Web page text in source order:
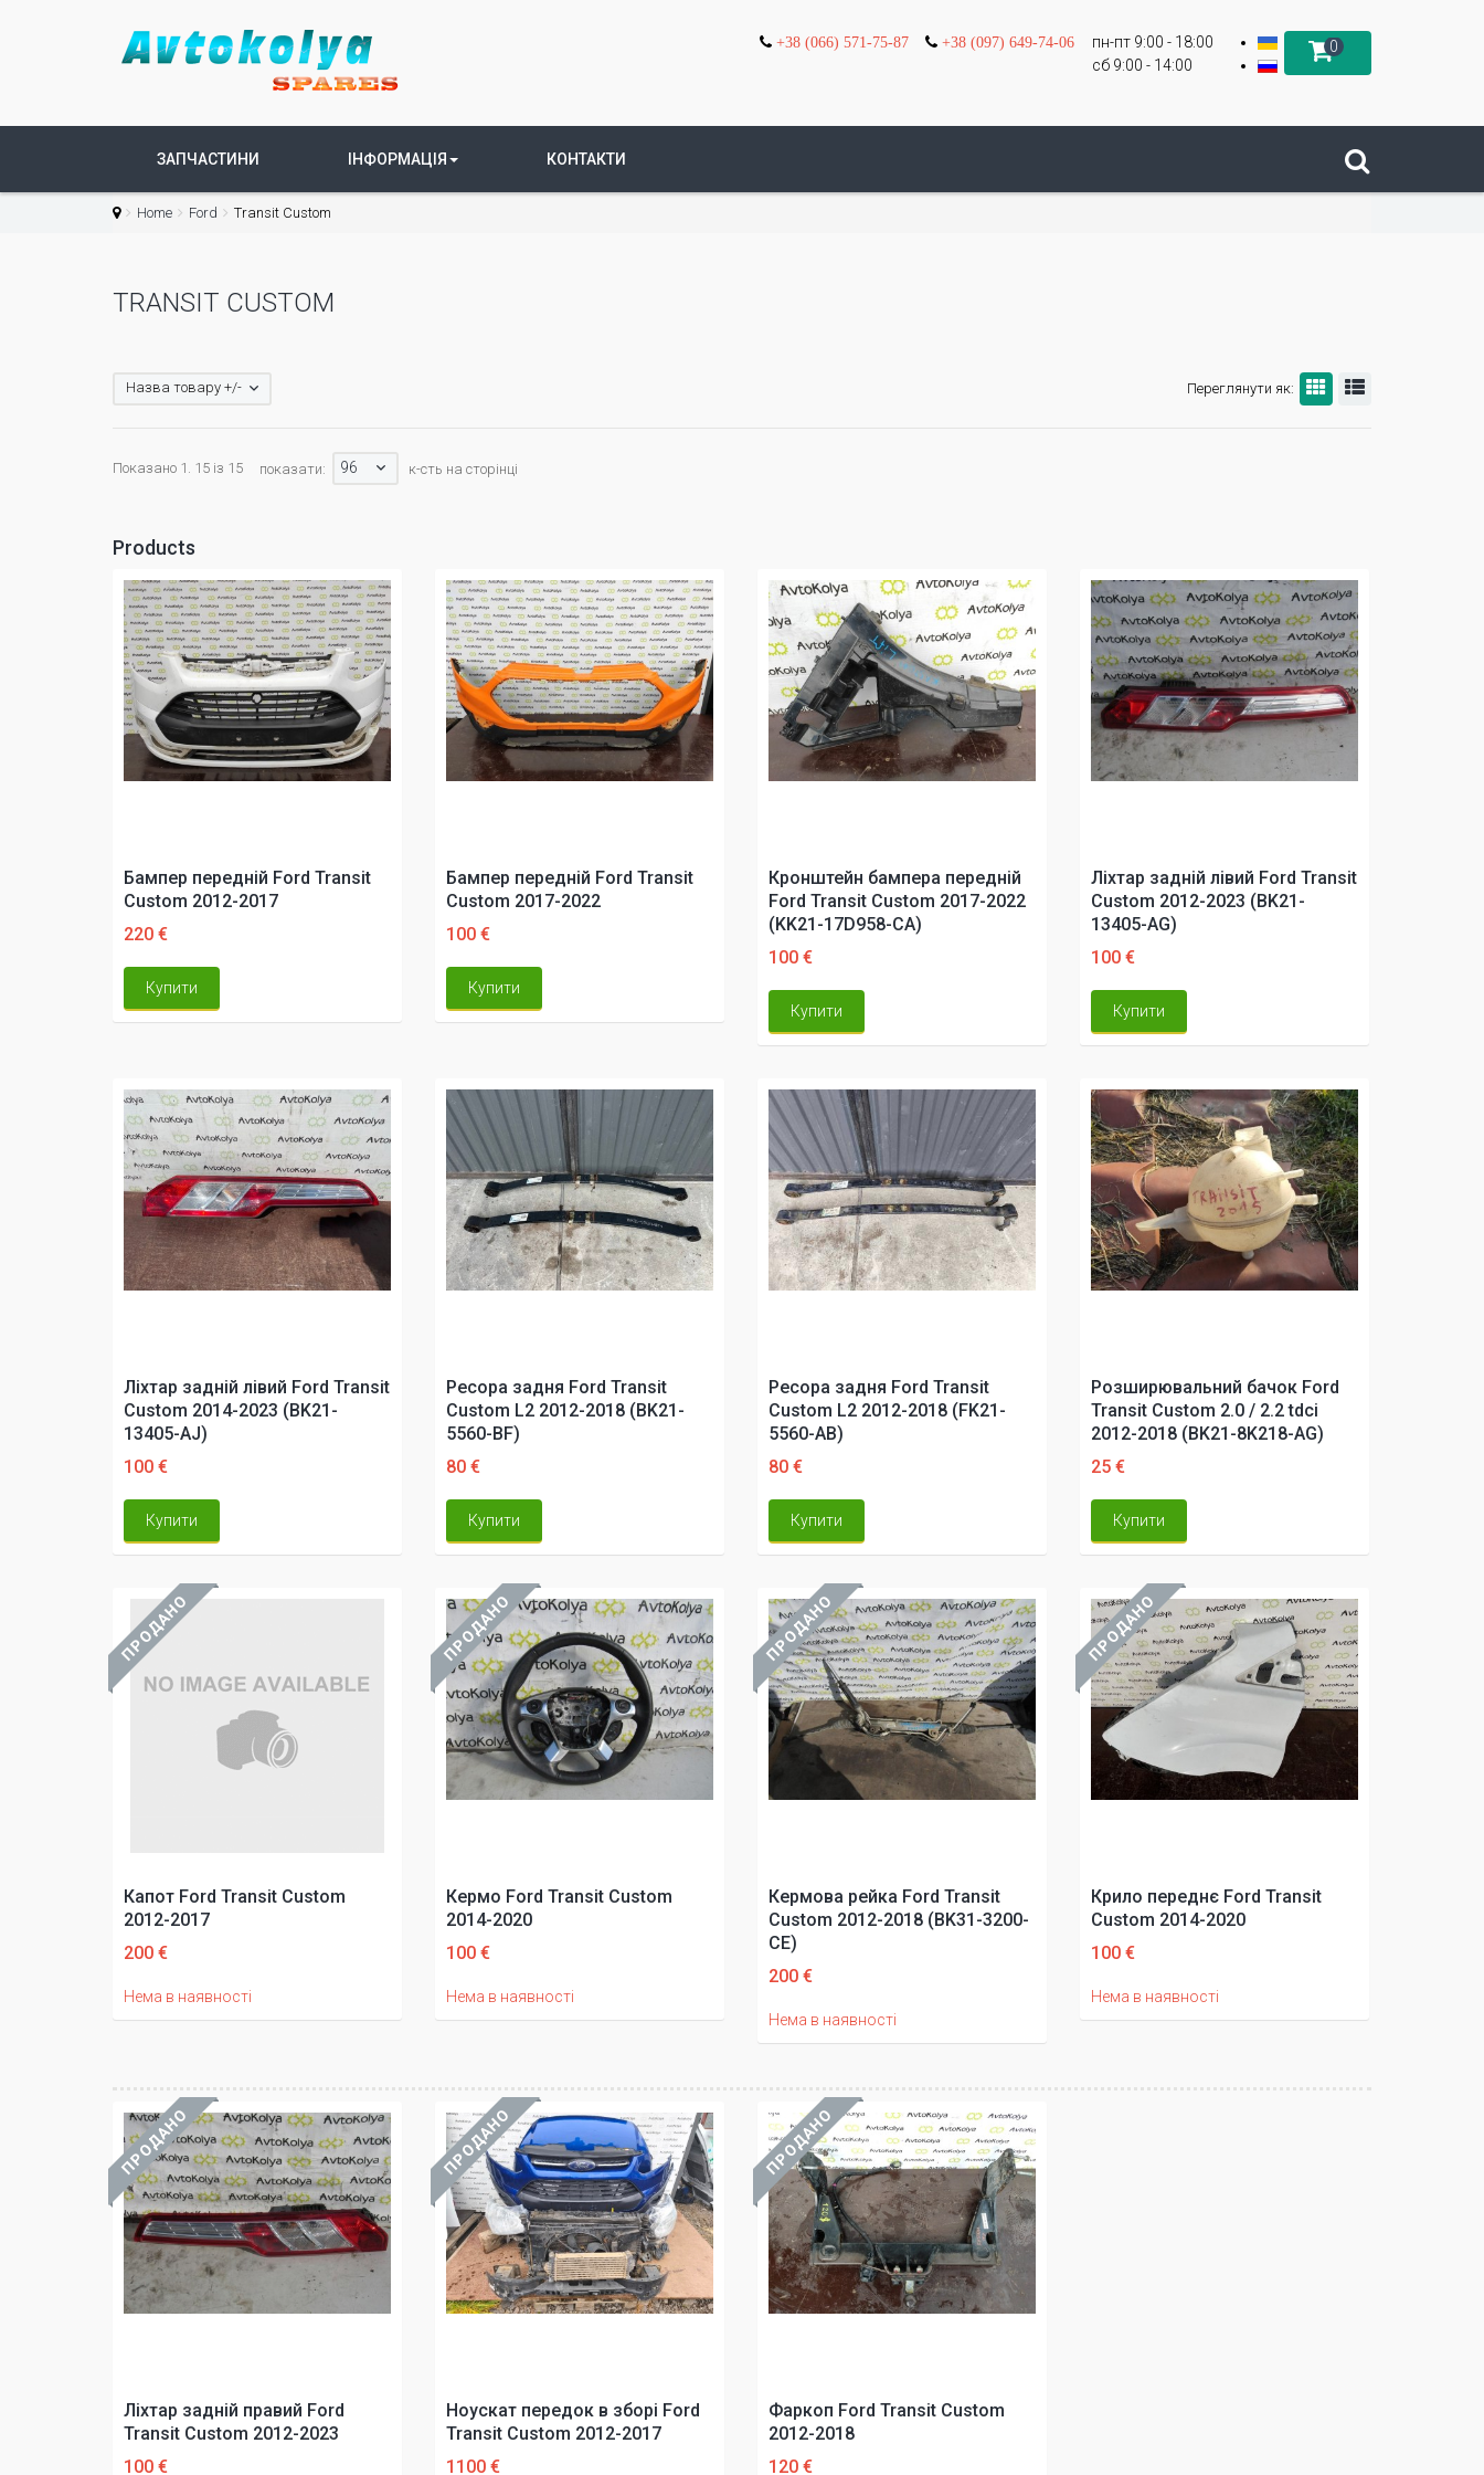
+38 (066) 571-75-87 +38 (097) 649-74-06
пн-пт 9:00 - 18:00
сб 9:00 - 14:00
0
ЗАПЧАСТИНИ ІНФОРМАЦІЯ КОНТАКТИ
Home Ford Transit Custom
TRANSIT CUSTOM
Переглянути як:
Назва товару +/-
Показано 1. 15 із 15 показати: 96 к-сть на сторінці
Products
Бампер передній Ford Transit
Custom 2012-2017
220 €
Купити
Бампер передній Ford Transit
Custom 2017-2022
100 €
Купити
Кронштейн бампера передній
Ford Transit Custom 2017-2022
(KK21-17D958-CA)
100 €
Купити
Ліхтар задній лівий Ford Transit
Custom 2012-2023 (BK21-
13405-AG)
100 €
Купити
Ліхтар задній лівий Ford Transit
Custom 2014-2023 (BK21-
13405-AJ)
100 €
Купити
Ресора задня Ford Transit
Custom L2 2012-2018 (BK21-
5560-BF)
80 €
Купити
Ресора задня Ford Transit
Custom L2 2012-2018 (FK21-
5560-AB)
80 €
Купити
Розширювальний бачок Ford
Transit Custom 2.0 / 2.2 tdci
2012-2018 (BK21-8K218-AG)
25 €
Купити
ПРОДАНО
Капот Ford Transit Custom
2012-2017
200 €
Нема в наявності
ПРОДАНО
Кермо Ford Transit Custom
2014-2020
100 €
Нема в наявності
ПРОДАНО
Кермова рейка Ford Transit
Custom 2012-2018 (BK31-3200-
CE)
200 €
Нема в наявності
ПРОДАНО
Крило переднє Ford Transit
Custom 2014-2020
100 €
Нема в наявності
ПРОДАНО
Ліхтар задній правий Ford
Transit Custom 2012-2023
100 €
ПРОДАНО
Ноускат передок в зборі Ford
Transit Custom 2012-2017
1100 €
ПРОДАНО
Фаркоп Ford Transit Custom
2012-2018
120 €